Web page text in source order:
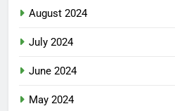
August 2024
July 2024
June 2024
May 2024